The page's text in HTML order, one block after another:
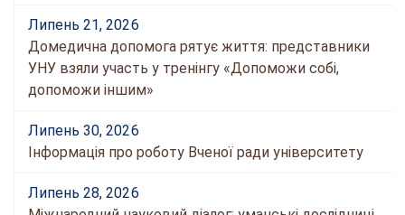
Липень 21, 2026
Домедична допомога рятує життя: представники
УНУ взяли участь у тренінгу «Допоможи собі,
допоможи іншим»
Липень 30, 2026
Інформація про роботу Вченої ради університету
Липень 28, 2026